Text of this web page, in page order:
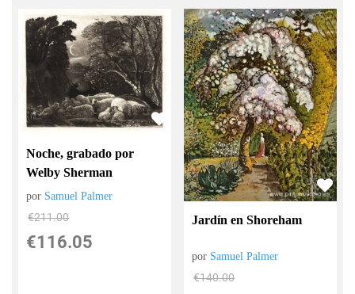
Noche, grabado por
Welby Sherman
por Samuel Palmer
€211.00
€116.05
Jardín en Shoreham
por Samuel Palmer
€140.00